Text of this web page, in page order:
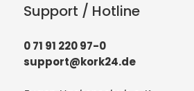
Support / Hotline
0 71 91 220 97-0
support@kork24.de